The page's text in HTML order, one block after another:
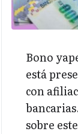
Bono
está
con
sobre